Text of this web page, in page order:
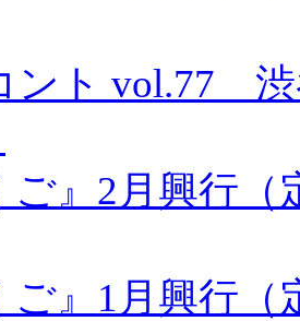
ント vol.77
ご』2月興行
ご』1月興行